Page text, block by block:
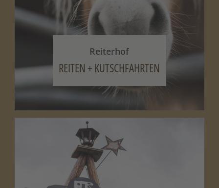
Reiterhof
REITEN + KUTSCHFAHRTEN